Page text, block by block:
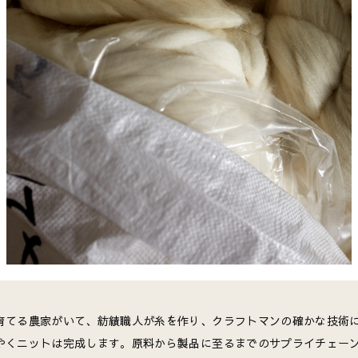
てる農家がいて、紡績職人が糸を作り、クラフトマンの確かな技術に
くニットは完成します。原料から製品に至るまでのサプライチェー